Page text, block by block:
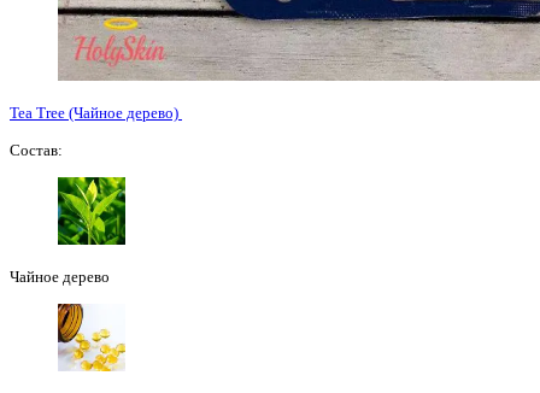
Tea Tree (Чайное дерево)
Состав:
Чайное дерево